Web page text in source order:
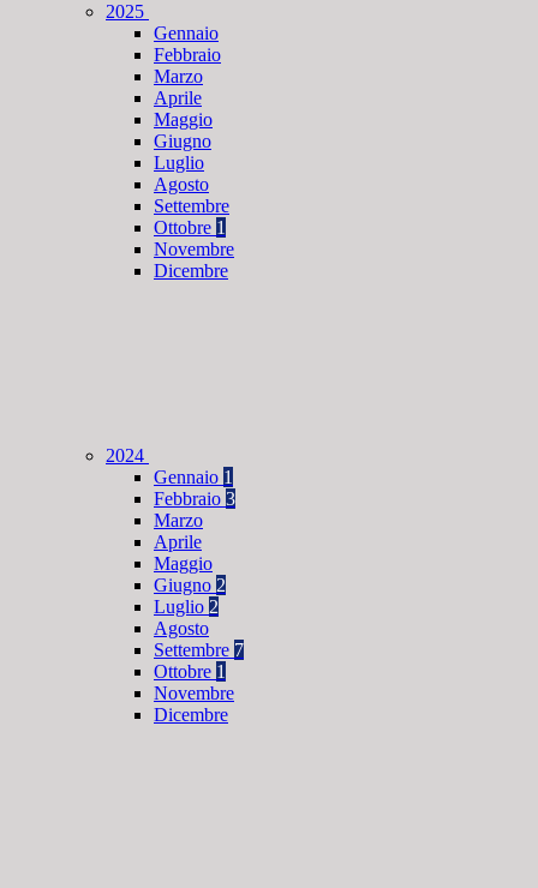
2025
Gennaio
Febbraio
Marzo
Aprile
Maggio
Giugno
Luglio
Agosto
Settembre
Ottobre 1
Novembre
Dicembre
2024
Gennaio 1
Febbraio 3
Marzo
Aprile
Maggio
Giugno 2
Luglio 2
Agosto
Settembre 7
Ottobre 1
Novembre
Dicembre